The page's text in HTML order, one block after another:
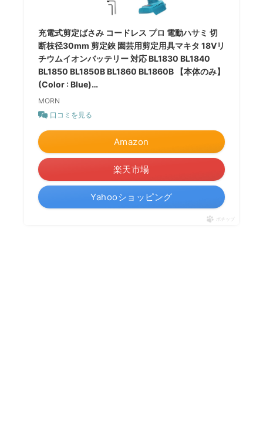
充電式剪定ばさみ コードレス プロ 電動ハサミ 切
断枝径30mm 剪定鋏 園芸用剪定用具マキタ 18Vリ
チウムイオンバッテリー 対応 BL1830 BL1840
BL1850 BL1850B BL1860 BL1860B 【本体のみ】
(Color : Blue)…
MORN
口コミを見る
Amazon
楽天市場
Yahooショッピング
ポチップ